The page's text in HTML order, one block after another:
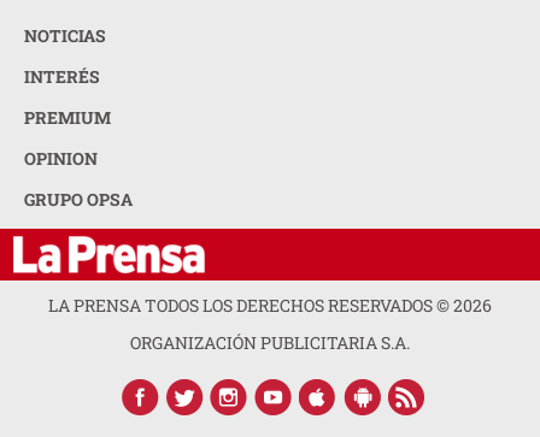
NOTICIAS
INTERÉS
PREMIUM
OPINION
GRUPO OPSA
LA PRENSA TODOS LOS DERECHOS RESERVADOS ©2026
ORGANIZACIÓN PUBLICITARIA S.A.